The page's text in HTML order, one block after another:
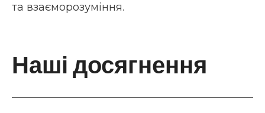
та взаєморозуміння.
Наші досягнення